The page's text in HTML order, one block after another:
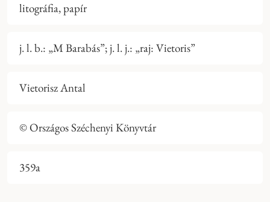
litográfia, papír
j. l. b.: „M Barabás”; j. l. j.: „raj: Vietoris”
Vietorisz Antal
© Országos Széchenyi Könyvtár
359a